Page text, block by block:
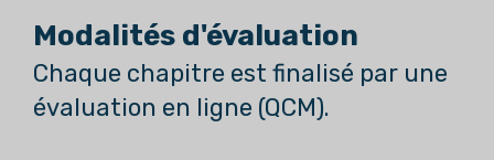
Modalités d'évaluation
Chaque chapitre est finalisé par une
évaluation en ligne (QCM).